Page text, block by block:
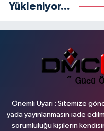
Yükleniyor...
Önemli Uyarı : Sitemize
yada yayınlanmasın iade
sorumluluğu kişilerin